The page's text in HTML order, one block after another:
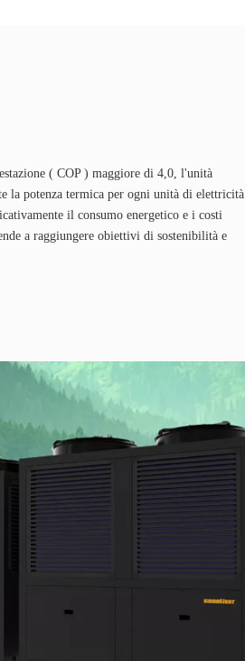
( COP ) maggiore di 4,0, l'unità
la potenza termica per ogni unità di elettricità
il consumo energetico e i costi
a raggiungere obiettivi di sostenibilità e